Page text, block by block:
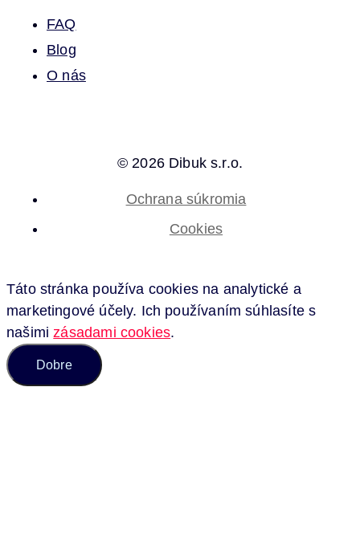
FAQ
Blog
O nás
© 2026 Dibuk s.r.o.
Ochrana súkromia
Cookies
Táto stránka používa cookies na analytické a
marketingové účely. Ich používaním súhlasíte s
našimizásadami cookies.
Dobre